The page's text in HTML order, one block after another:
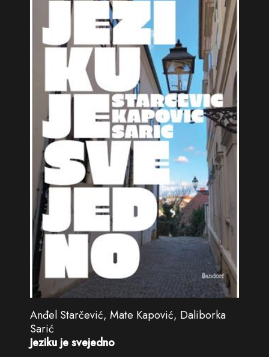
Anđel Starčević, Mate Kapović, Daliborka
Sarić
Jeziku je svejedno